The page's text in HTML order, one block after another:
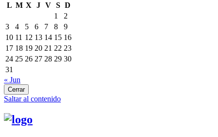
L M X J V S D
1
2
3
4 5 6 7 8
9
10 11 12 13 14 15 16
17 18 19 20 21 22 23
24 25 26 27 28 29 30
31
« Jun
Cerrar
Saltar al contenido